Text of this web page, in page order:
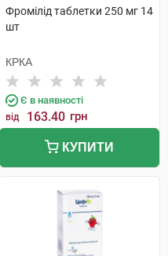
Фромілід таблетки 250 мг 14
шт
КРКА
Є в наявності
від 163.40 грн
КУПИТИ